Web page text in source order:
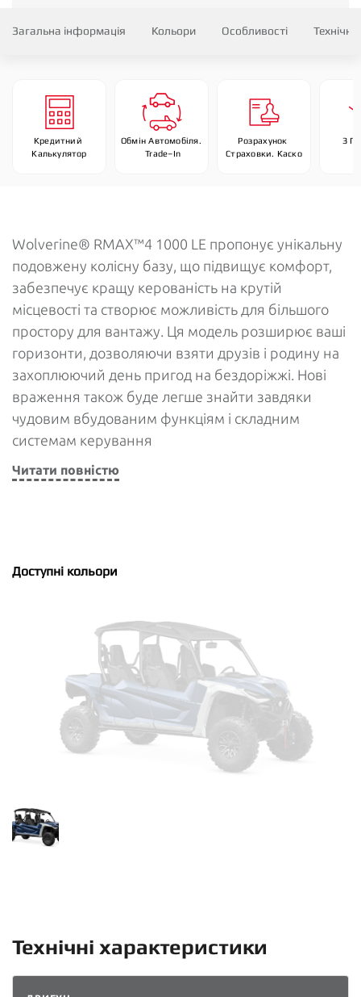
Загальна інформація Кольори Особливості
Кредитний
Калькулятор
Trade–In
Розрахунок
Страховки. Каско
З
Wolverine® RMAX™4 1000 LE пропонує унікальну
подовжену колісну базу, що підвищує комфорт,
забезпечує кращу керованість на крутій
місцевості та створює можливість для більшого
простору для вантажу. Ця модель розширює ваші
горизонти, дозволяючи взяти друзів і родину на
захоплюючий день пригод на бездоріжжі. Нові
враження також буде легше знайти завдяки
чудовим вбудованим функціям і складним
системам керування
Читати повністю
Доступні кольори
Технічні характеристики